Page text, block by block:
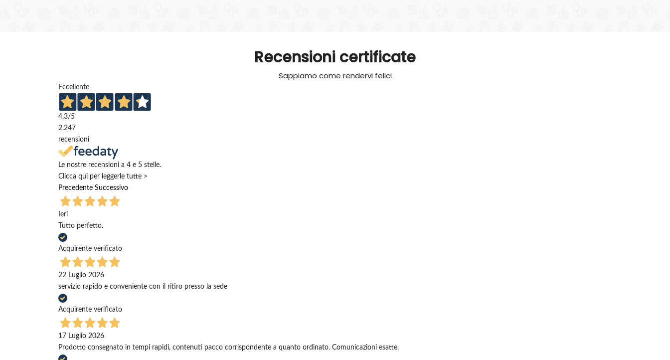
Recensioni certificate
Sappiamo come rendervi felici
Eccellente
4,3/5
2.247
recensioni
Le nostre recensioni a 4 e 5 stelle.
Clicca qui per leggerle tutte >
Precedente Successivo
Ieri
Tutto perfetto.
Acquirente verificato
22 Luglio 2026
servizio rapido e conveniente con il ritiro presso la sede
Acquirente verificato
17 Luglio 2026
Prodotto consegnato in tempi rapidi, contenuti pacco corrispondente a quanto ordinato. Comunicazioni esatte.